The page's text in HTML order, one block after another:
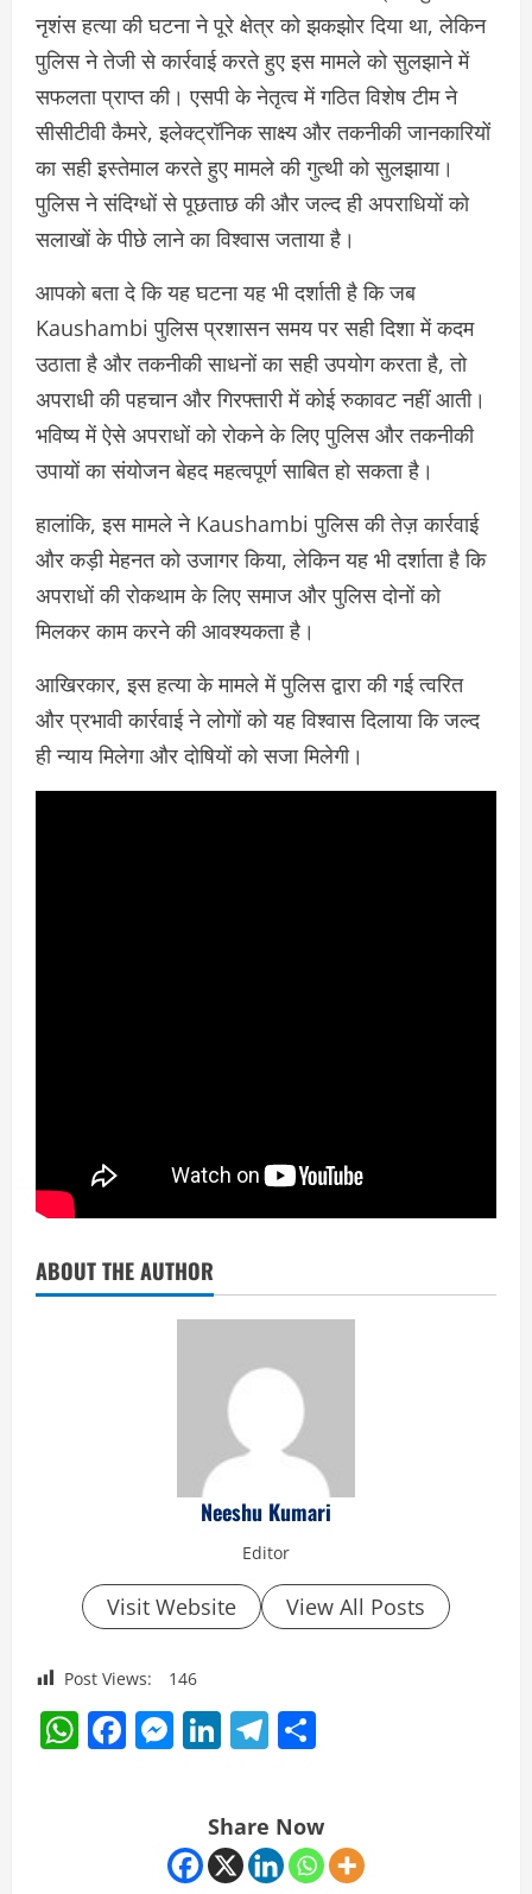
नृशंस हत्या की घटना ने पूरे क्षेत्र को झकझोर दिया था, लेकिन
पुलिस ने तेजी से कार्रवाई करते हुए इस मामले को सुलझाने में
सफलता प्राप्त की। एसपी के नेतृत्व में गठित विशेष टीम ने
सीसीटीवी कैमरे, इलेक्ट्रॉनिक साक्ष्य और तकनीकी जानकारियों
का सही इस्तेमाल करते हुए मामले की गुत्थी को सुलझाया।
पुलिस ने संदिग्धों से पूछताछ की और जल्द ही अपराधियों को
सलाखों के पीछे लाने का विश्वास जताया है।
आपको बता दे कि यह घटना यह भी दर्शाती है कि जब
Kaushambi पुलिस प्रशासन समय पर सही दिशा में कदम
उठाता है और तकनीकी साधनों का सही उपयोग करता है, तो
अपराधी की पहचान और गिरफ्तारी में कोई रुकावट नहीं आती।
भविष्य में ऐसे अपराधों को रोकने के लिए पुलिस और तकनीकी
उपायों का संयोजन बेहद महत्वपूर्ण साबित हो सकता है।
हालांकि, इस मामले ने Kaushambi पुलिस की तेज़ कार्रवाई
और कड़ी मेहनत को उजागर किया, लेकिन यह भी दर्शाता है कि
अपराधों की रोकथाम के लिए समाज और पुलिस दोनों को
मिलकर काम करने की आवश्यकता है।
आखिरकार, इस हत्या के मामले में पुलिस द्वारा की गई त्वरित
और प्रभावी कार्रवाई ने लोगों को यह विश्वास दिलाया कि जल्द
ही न्याय मिलेगा और दोषियों को सजा मिलेगी।
ABOUT THE AUTHOR
Neeshu Kumari
Editor
Visit Website View All Posts
Post Views: 146
WhatsApp
Facebook
Messenger
LinkedIn
Telegram
Share Now